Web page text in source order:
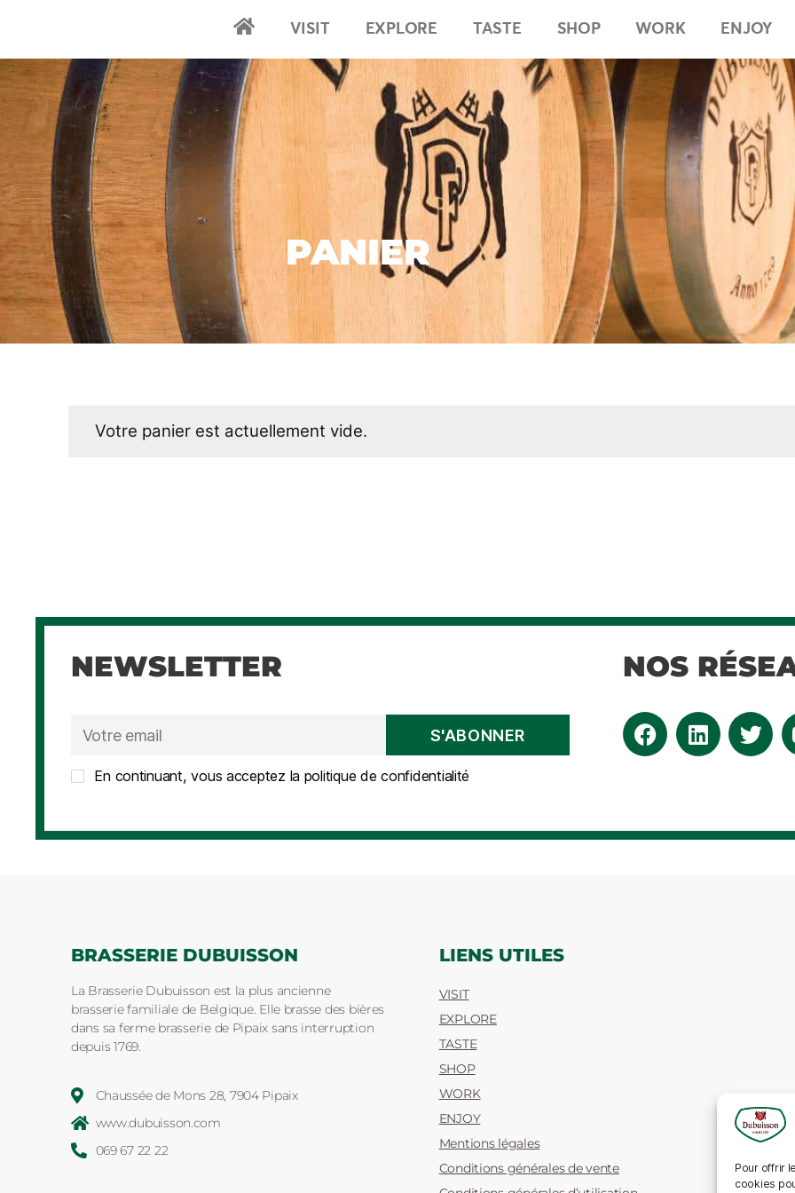
Pour offrir
cookies
Accueil VISIT EXPLORE TASTE SHOP WORK ENJOY
PANIER
Votre panier est actuellement vide.
NEWSLETTER
En continuant, vous acceptez la politique de confidentialité
NOS
BRASSERIE DUBUISSON
La Brasserie Dubuisson est la plus ancienne
brasserie familiale de Belgique. Elle brasse des bières
dans sa ferme brasserie de Pipaix sans interruption
depuis 1769.
Chaussée de Mons 28, 7904 Pipaix
www.dubuisson.com
069 67 22 22
LIENS UTILES
VISIT
EXPLORE
TASTE
SHOP
WORK
ENJOY
Mentions légales
Conditions générales de vente